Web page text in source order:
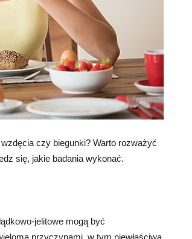
czy biegunki? Warto rozważyć
się, jakie badania wykonać.
jelitowe mogą być
przyczynami, w tym niewłaściwą